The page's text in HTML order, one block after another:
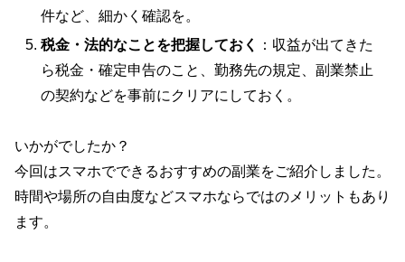
件など、細かく確認を。
税金・法的なことを把握しておく
：収益が出てきた
ら税金・確定申告のこと、勤務先の規定、副業禁止
の契約などを事前にクリアにしておく。
いかがでしたか？
今回はスマホでできるおすすめの副業をご紹介しました。
時間や場所の自由度などスマホならではのメリットもあり
ます。